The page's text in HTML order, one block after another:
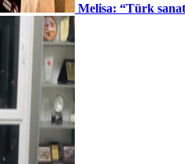
Melisa: “Türk